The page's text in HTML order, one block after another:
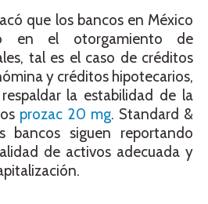
que los bancos en México
en el otorgamiento de
tal es el caso de créditos
y créditos hipotecarios,
la estabilidad de la
prozac 20 mg. Standard &
bancos siguen reportando
de activos adecuada y